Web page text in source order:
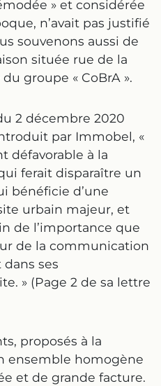
» et considérée
n’avait pas justifié
souvenons aussi de
située rue de la
groupe « CoBrA ».
2 décembre 2020
par Immobel, «
défavorable à la
ferait disparaître un
bénéficie d’une
urbain majeur, et
de l’importance que
de la communication
ses
» (Page 2 de sa lettre
proposés à la
ensemble homogène
et de grande facture.